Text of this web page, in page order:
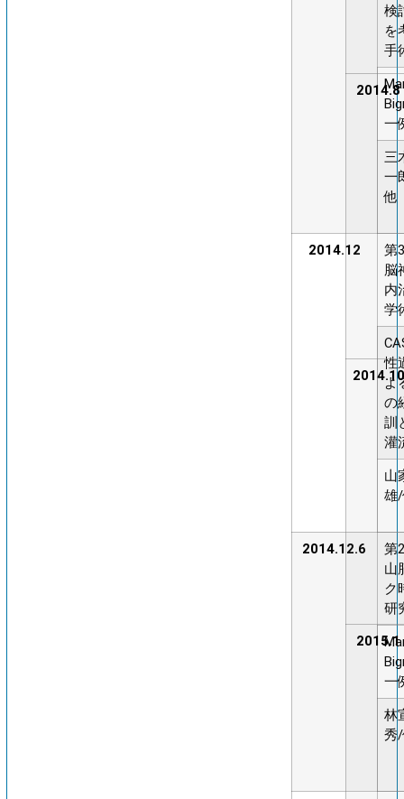
検
を
手
一
三
一
他
2014.12
第
脳
内
学
性
よ
の
訓
灌
山
雄
2014.12.6
第
山
ク
研
一
林
秀
2014.8
2014.10
2015.1